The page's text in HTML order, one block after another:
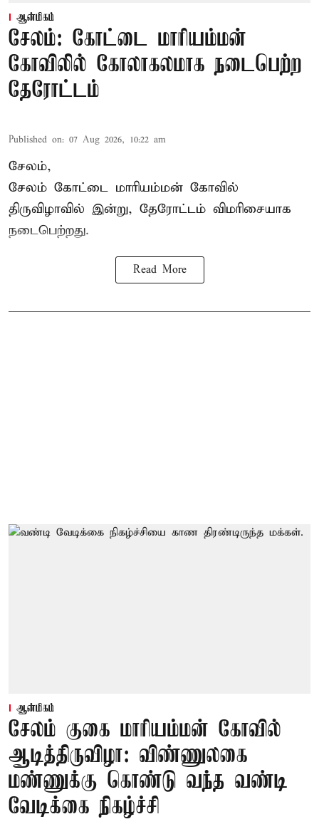
ஆன்மிகம்
சேலம்: கோட்டை மாரியம்மன்
கோவிலில் கோலாகலமாக நடைபெற்ற
தேரோட்டம்
Published on: 07 Aug 2026, 10:22 am
சேலம்,
சேலம் கோட்டை மாரியம்மன் கோவில்
திருவிழாவில் இன்று, தேரோட்டம் விமரிசையாக
நடைபெற்றது.
Read More
ஆன்மிகம்
சேலம் குகை மாரியம்மன் கோவில்
ஆடித்திருவிழா: விண்ணுலகை
மண்ணுக்கு கொண்டு வந்த வண்டி
வேடிக்கை நிகழ்ச்சி